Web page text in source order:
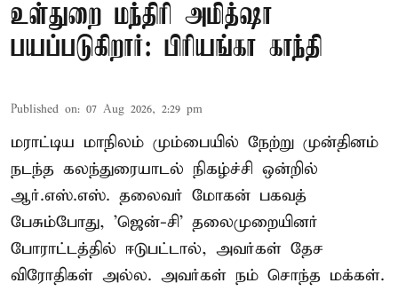
உள்துறை மந்திரி அமித்ஷா
பயப்படுகிறார்: பிரியங்கா காந்தி
Published on: 07 Aug 2026, 2:29 pm
மராட்டிய மாநிலம் மும்பையில் நேற்று முன்தினம்
நடந்த கலந்துரையாடல் நிகழ்ச்சி ஒன்றில்
ஆர்.எஸ்.எஸ். தலைவர் மோகன் பகவத்
பேசும்போது, 'ஜென்-சி' தலைமுறையினர்
போராட்டத்தில் ஈடுபட்டால், அவர்கள் தேச
விரோதிகள் அல்ல. அவர்கள் நம் சொந்த மக்கள்.